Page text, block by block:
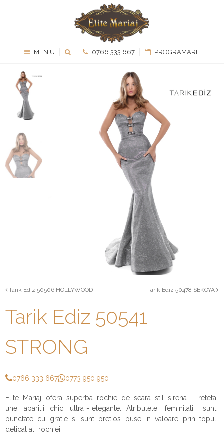
MENIU 0766 333 667 PROGRAMARE
Tarik Ediz 50506 HOLLYWOOD Tarik Ediz 50478 SEKOYA
Tarik Ediz 50541
STRONG
0766 333 667 0773 950 950
Elite Mariaj ofera superba rochie de seara stil sirena - reteta
unei aparitii chic, ultra - elegante. Atributele feminitatii sunt
punctate cu gratie si sunt pretios puse in valoare prin topul
delicat al rochiei.